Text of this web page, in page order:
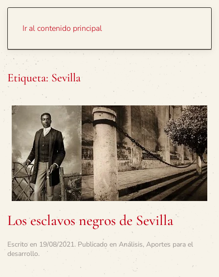
Ir al contenido principal
Etiqueta: Sevilla
Los esclavos negros de Sevilla
Escrito en 19/08/2021. Publicado en Análisis, Aportes para el
desarrollo.